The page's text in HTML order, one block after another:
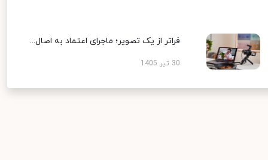
فراتر از یک تصویر؛ ماجرای اعتماد به اصال...
30 تیر 1405